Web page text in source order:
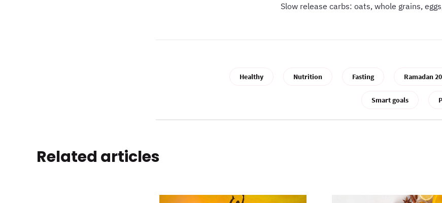
Slow release carbs: oats, whole grains,
Ramadan
Fasting
Nutrition
Healthy
Smart goals
Related articles